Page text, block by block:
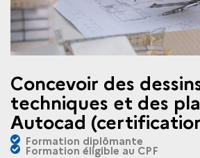
Concevoir des
techniques et des
Autocad
Formation diplômante
Formation éligible au CPF